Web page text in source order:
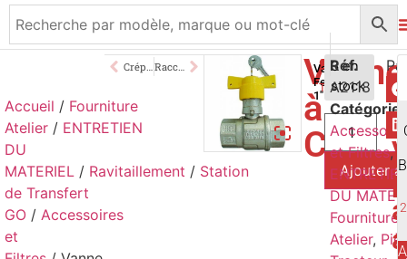
Accueil / Fourniture
Atelier / ENTRETIEN
DU
MATERIEL / Ravitaillement / Station
de Transfert
GO / Accessoires
et
Raccord Mâle 1″
Vanne
à
Clé
Vanne
Femelle
1″
96,00
TTC
3 en
stock
Ajouter
Réf.
A2118
et Filtres,
DU
Fourniture
Atelier,